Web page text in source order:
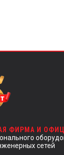
ФИРМА И
сетей